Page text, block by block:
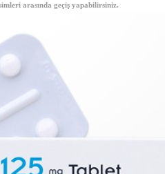
arasında geçiş yapabilirsiniz.